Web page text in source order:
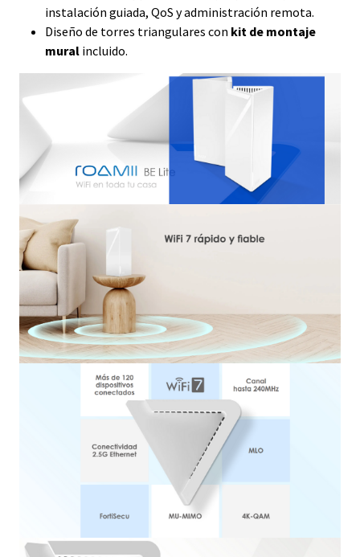
instalación guiada, QoS y administración remota.
Diseño de torres triangulares con kit de montaje
mural incluido.